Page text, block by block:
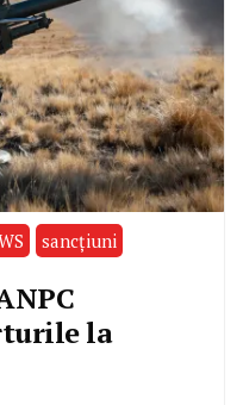
sancțiuni
la